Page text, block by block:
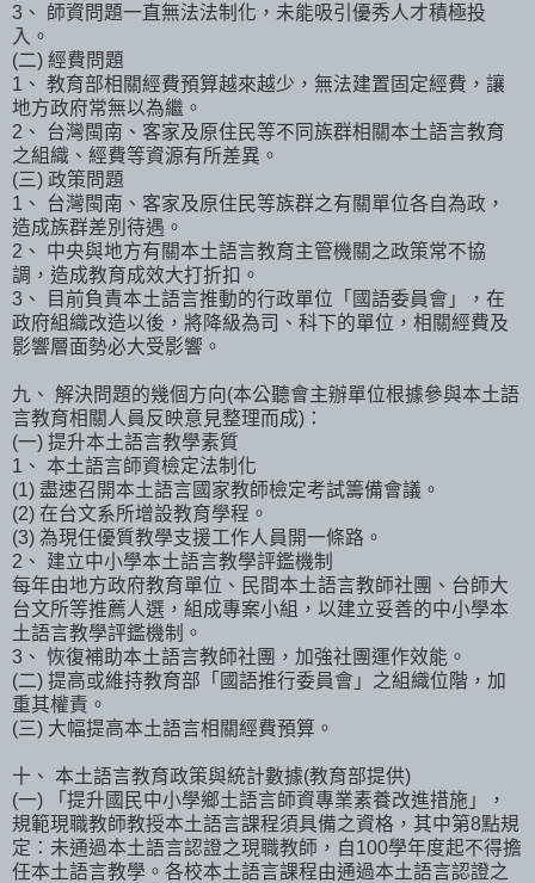
3、 師資問題一直無法法制化，未能吸引優秀人才積極投
入。
(二) 經費問題
1、 教育部相關經費預算越來越少，無法建置固定經費，讓
地方政府常無以為繼。
2、 台灣閩南、客家及原住民等不同族群相關本土語言教育
之組織、經費等資源有所差異。
(三) 政策問題
1、 台灣閩南、客家及原住民等族群之有關單位各自為政，
造成族群差別待遇。
2、 中央與地方有關本土語言教育主管機關之政策常不協
調，造成教育成效大打折扣。
3、 目前負責本土語言推動的行政單位「國語委員會」，在
政府組織改造以後，將降級為司、科下的單位，相關經費及
影響層面勢必大受影響。
九、 解決問題的幾個方向(本公聽會主辦單位根據參與本土語
言教育相關人員反映意見整理而成)：
(一) 提升本土語言教學素質
1、 本土語言師資檢定法制化
(1) 盡速召開本土語言國家教師檢定考試籌備會議。
(2) 在台文系所增設教育學程。
(3) 為現任優質教學支援工作人員開一條路。
2、 建立中小學本土語言教學評鑑機制
每年由地方政府教育單位、民間本土語言教師社團、台師大
台文所等推薦人選，組成專案小組，以建立妥善的中小學本
土語言教學評鑑機制。
3、 恢復補助本土語言教師社團，加強社團運作效能。
(二) 提高或維持教育部「國語推行委員會」之組織位階，加
重其權責。
(三) 大幅提高本土語言相關經費預算。
十、 本土語言教育政策與統計數據(教育部提供)
(一) 「提升國民中小學鄉土語言師資專業素養改進措施」，
規範現職教師教授本土語言課程須具備之資格，其中第8點規
定：未通過本土語言認證之現職教師，自100學年度起不得擔
任本土語言教學。各校本土語言課程由通過本土語言認證之